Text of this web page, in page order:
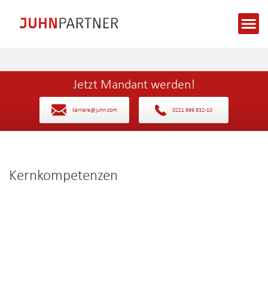
Jetzt Mandant werden!
karriere@juhn.com 0221 999 832-10
Kernkompetenzen